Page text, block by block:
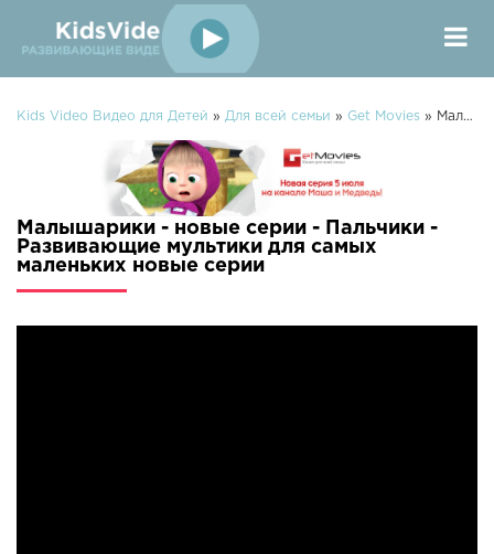
Kids Video Видео для Детей » Для всей семьи » Get Movies » Малышарики - новые серии - Пальчики - Развивающие мультики для самых маленьких
Малышарики - новые серии - Пальчики -
Развивающие мультики для самых
маленьких новые серии